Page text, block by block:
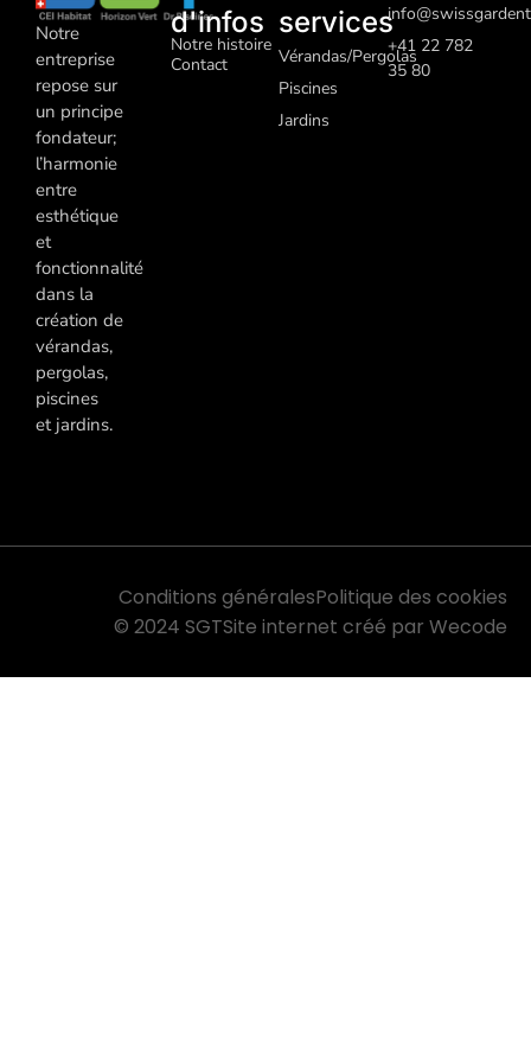
Notre
entreprise
repose sur
un principe
fondateur;
l’harmonie
entre
esthétique
et
fonctionnalité
dans la
création de
vérandas,
pergolas,
piscines
et jardins.
d'infos
Notre histoire
Contact
services
Vérandas/Pergolas
Piscines
Jardins
+41 22 782
35 80
Conditions généralesPolitique des cookies
© 2024 SGTSite internet créé par Wecode